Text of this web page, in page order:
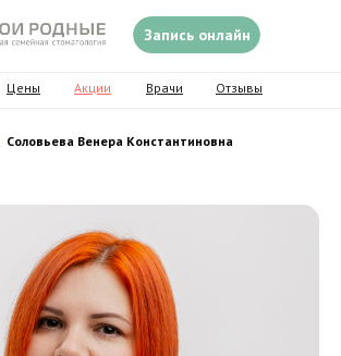
Цены Врачи Отзывы
Запись онлайн
Акции
Соловьева Венера Константиновна